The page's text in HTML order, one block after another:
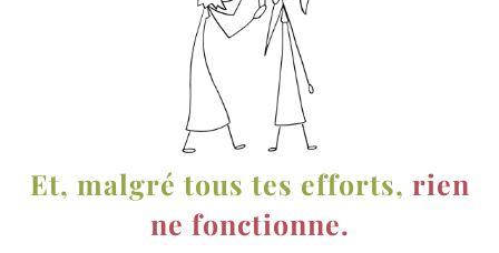
Et, malgré tous tes efforts, rien
ne fonctionne.